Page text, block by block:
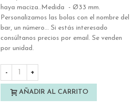
haya maciza..Medida - Ø33 mm.
Personalizamos las bolas con el nombre del
bar, un número... Si estás interesado
consúltanos precios por email. Se venden
por unidad.
- +
AÑADIR AL CARRITO